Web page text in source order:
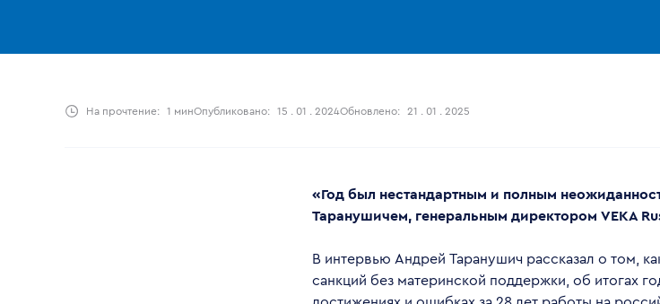
На прочтение: 1 минОпубликовано: 15 . 01 . 2024Обновлено: 21 . 01 . 2025
«Год был нестандартным и полным
Таранушичем, генеральным директором VEKA
В интервью Андрей Таранушич рассказал о том,
санкций без материнской поддержки, об итогах